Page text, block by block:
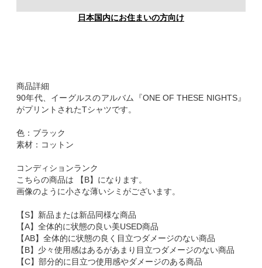
日本国内にお住まいの方向け
商品詳細
90年代、イーグルスのアルバム『ONE OF THESE NIGHTS』
がプリントされたTシャツです。
色：ブラック
素材：コットン
コンディションランク
こちらの商品は 【B】になります。
画像のように小さな薄いシミがございます。
【S】新品または新品同様な商品
【A】全体的に状態の良い美USED商品
【AB】全体的に状態の良く目立つダメージのない商品
【B】少々使用感はあるがあまり目立つダメージのない商品
【C】部分的に目立つ使用感やダメージのある商品